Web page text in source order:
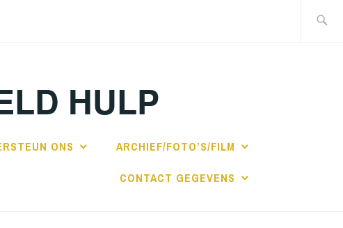
HULP
ONS ARCHIEF/FOTO’S/FILM
CONTACT GEGEVENS